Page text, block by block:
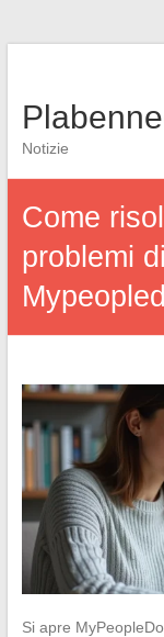
Notizie
Come
problemi
Si apre